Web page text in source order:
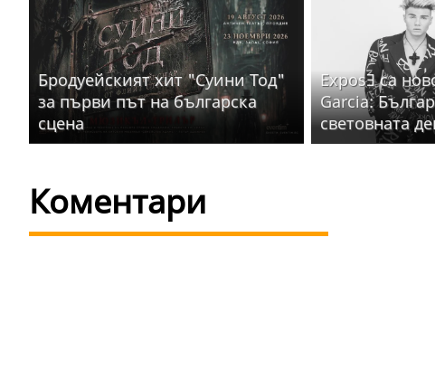
Бродуейският хит "Суини Тод"
за първи път на българска
сцена
ExposƎ са
Garcia:
световната
Коментари